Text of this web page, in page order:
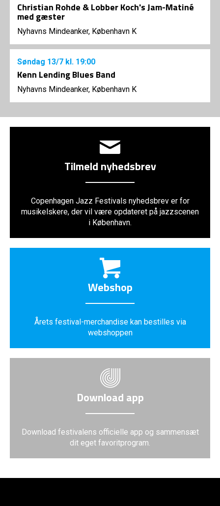
Christian Rohde & Lobber Koch's Jam-Matiné
med gæster
Nyhavns Mindeanker, København K
Søndag 13/7 kl. 19:00
Kenn Lending Blues Band
Nyhavns Mindeanker, København K
Tilmeld nyhedsbrev
Copenhagen Jazz Festivals nyhedsbrev er for
musikelskere, der vil være opdateret på jazzscenen
i København.
Webshop
Årets festival-merchandise kan bestilles via
webshoppen
Download app
Download festivalens officielle app og sammensæt
dit eget favoritprogram.